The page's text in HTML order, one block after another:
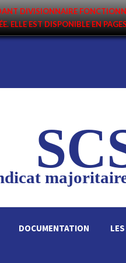
DIVISIONNAIRE
ELLE EST DISPONIBLE EN
DOCUMENTATION